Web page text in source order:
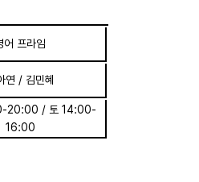
어 프라임
연 / 김민혜
20:00 / 토 14:00-
16:00